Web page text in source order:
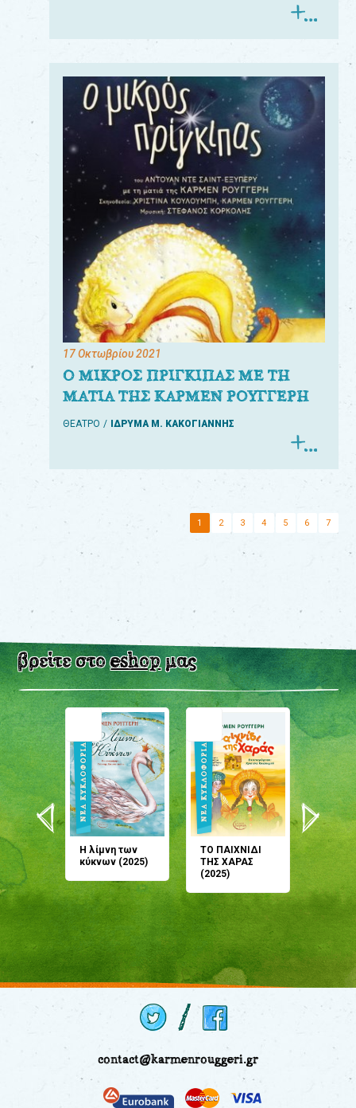
17 Οκτωβρίου 2021
Ο ΜΙΚΡΟΣ ΠΡΙΓΚΙΠΑΣ ΜΕ ΤΗ
ΜΑΤΙΑ ΤΗΣ ΚΑΡΜΕΝ ΡΟΥΓΓΕΡΗ
ΘΕΑΤΡΟ ΙΔΡΥΜΑ Μ. ΚΑΚΟΓΙΑΝΝΗΣ
1 2 3 4 5 6 7
βρείτε στοeshopμας
Η λίμνη των
κύκνων (2025)
ΤΟ ΠΑΙΧΝΙΔΙ
ΤΗΣ ΧΑΡΑΣ
(2025)
μου;
(2024)
contact@karmenrouggeri.gr